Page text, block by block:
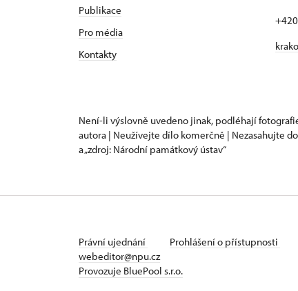
Publikace
Pro média
Kontakty
Není-li výslovně uvedeno jinak, podléhají
autora | Neužívejte dílo komerčně | Nezasahujte
a „zdroj: Národní památkový ústav“
Právní ujednání Prohlášení o přístupnosti
webeditor@npu.cz
Provozuje BluePool s.r.o.